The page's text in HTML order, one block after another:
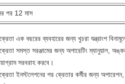
পর 12 মাস
এক বছরের ব্যবহারের জন্য খুচরা যন্ত্রাংশ
সমস্ত সরঞ্জামের জন্য অপারেটিং ম্যানুয়াল,
সরবরাহ করবে।
ইনস্টলেশনের পর ক্রেতার কর্মীর জন্য অপারেশন,